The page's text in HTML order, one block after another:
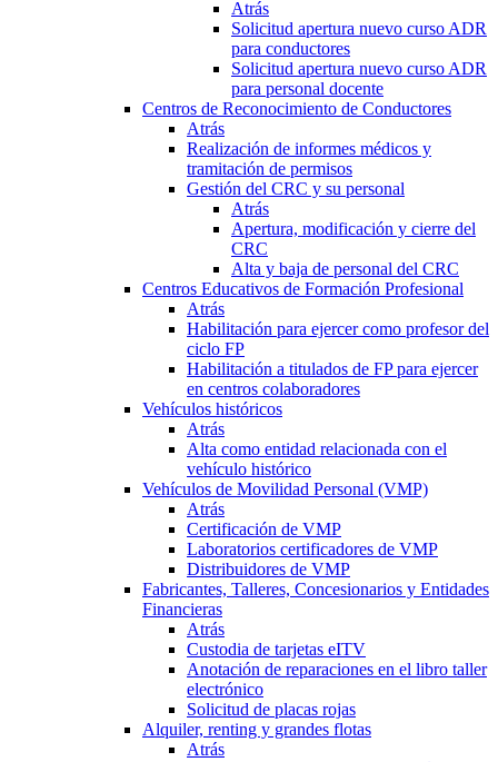
Atrás
Solicitud apertura nuevo curso ADR
para conductores
Solicitud apertura nuevo curso ADR
para personal docente
Centros de Reconocimiento de Conductores
Atrás
Realización de informes médicos y
tramitación de permisos
Gestión del CRC y su personal
Atrás
Apertura, modificación y cierre del
CRC
Alta y baja de personal del CRC
Centros Educativos de Formación Profesional
Atrás
Habilitación para ejercer como profesor del
ciclo FP
Habilitación a titulados de FP para ejercer
en centros colaboradores
Vehículos históricos
Atrás
Alta como entidad relacionada con el
vehículo histórico
Vehículos de Movilidad Personal (VMP)
Atrás
Certificación de VMP
Laboratorios certificadores de VMP
Distribuidores de VMP
Fabricantes, Talleres, Concesionarios y Entidades
Financieras
Atrás
Custodia de tarjetas eITV
Anotación de reparaciones en el libro taller
electrónico
Solicitud de placas rojas
Alquiler, renting y grandes flotas
Atrás